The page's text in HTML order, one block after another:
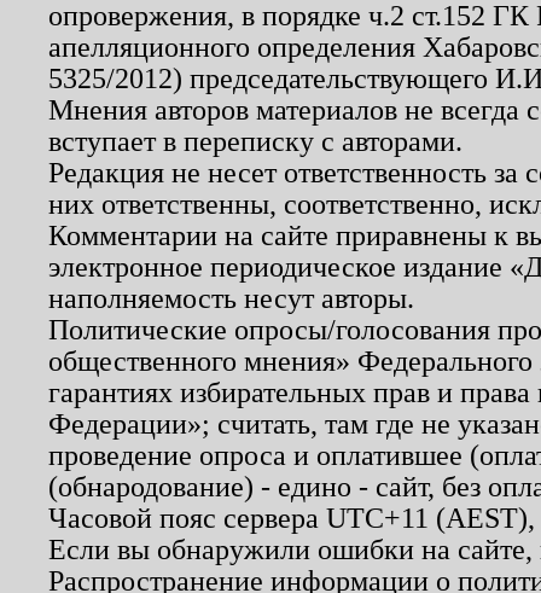
опровержения, в порядке ч.2 ст.152
апелляционного определения
5325/2012) председательствующего
Мнения авторов материалов не
вступает в переписку с авторами.
Редакция не несет ответственность
них ответственны, соответственно,
Комментарии на сайте приравнены к
электронное периодическое издание
наполняемость несут авторы.
Политические опросы/голосования
общественного мнения»
гарантиях избирательных прав и
Федерации»; считать, там где не
проведение опроса и оплатившее
(обнародование) - едино - сайт, без
Часовой пояс сервера UTC+11
Если вы обнаружили ошибки на
Распространение информации о